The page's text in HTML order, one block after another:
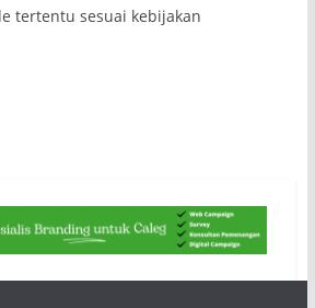
tertentu sesuai kebijakan